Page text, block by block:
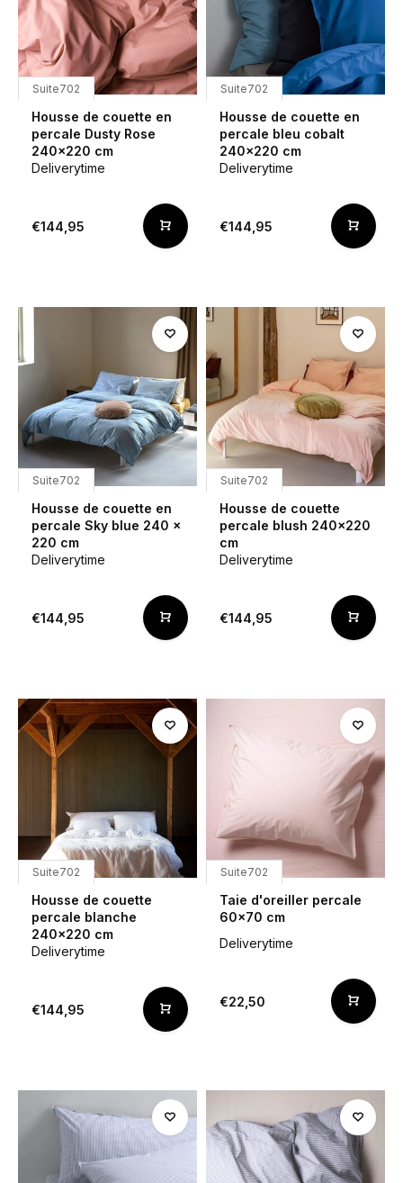
Suite702
Housse de couette en
percale Dusty Rose
240x220 cm
Deliverytime
€144,95
Suite702
Housse de couette en
percale bleu cobalt
240x220 cm
Deliverytime
€144,95
Suite702
Housse de couette en
percale Sky blue 240 ×
220 cm
Deliverytime
€144,95
Suite702
Housse de couette
percale blush 240x220
cm
Deliverytime
€144,95
Suite702
Housse de couette
percale blanche
240x220 cm
Deliverytime
€144,95
Suite702
Taie d'oreiller percale
60x70 cm
Deliverytime
€22,50